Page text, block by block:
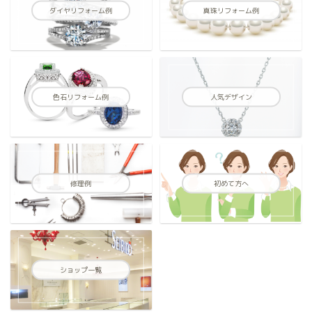
ダイヤリフォーム例 真珠リフォーム例
色石リフォーム例 人気デザイン
修理例 初めて方へ
ショップ一覧